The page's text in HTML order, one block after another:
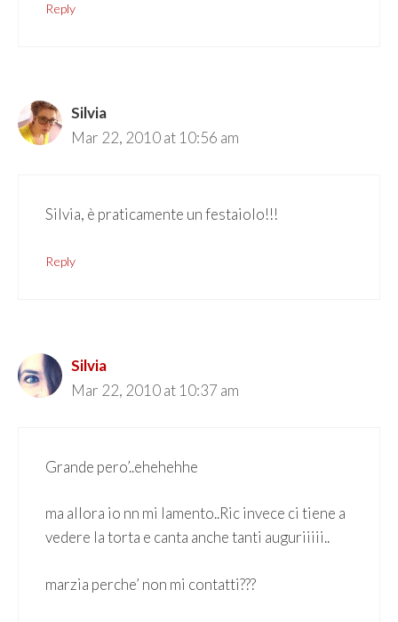
Reply
Silvia
Mar 22, 2010 at 10:56 am
Silvia, è praticamente un festaiolo!!!
Reply
Silvia
Mar 22, 2010 at 10:37 am
Grande pero’..ehehehhe
ma allora io nn mi lamento..Ric invece ci tiene a
vedere la torta e canta anche tanti auguriiiii..
marzia perche’ non mi contatti???